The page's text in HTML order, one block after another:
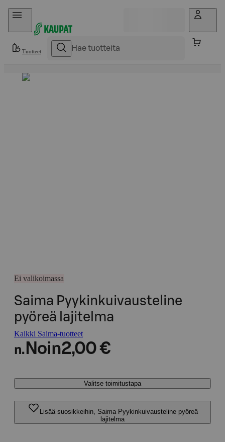
Hyppää sisältöön
Tuotteet
Ei valikoimassa
Saima Pyykinkuivausteline
pyöreä lajitelma
Kaikki Saima-tuotteet
n. Noin2,00 €
Valitse toimitustapa
Lisää suosikkeihin, Saima Pyykinkuivausteline pyöreä
lajitelma